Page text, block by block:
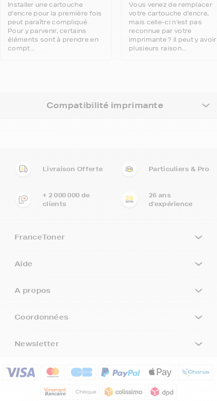
Installer une cartouche
d’encre pour la première fois
peut paraître compliqué.
Pour y parvenir, certains
éléments sont à prendre en
compt...
imprimante ?
Vous venez de remplacer
votre cartouche d’encre,
mais celle-ci n’est pas
reconnue par votre
imprimante ? Il peut y avoir
plusieurs raison...
Compatibilité imprimante
Livraison Offerte Particuliers & Pro
+ 2 000 000 de
clients
26 ans
d'expérience
FranceToner
Aide
A propos
Coordonnées
Newsletter
5€ offerts sur votre 1ère